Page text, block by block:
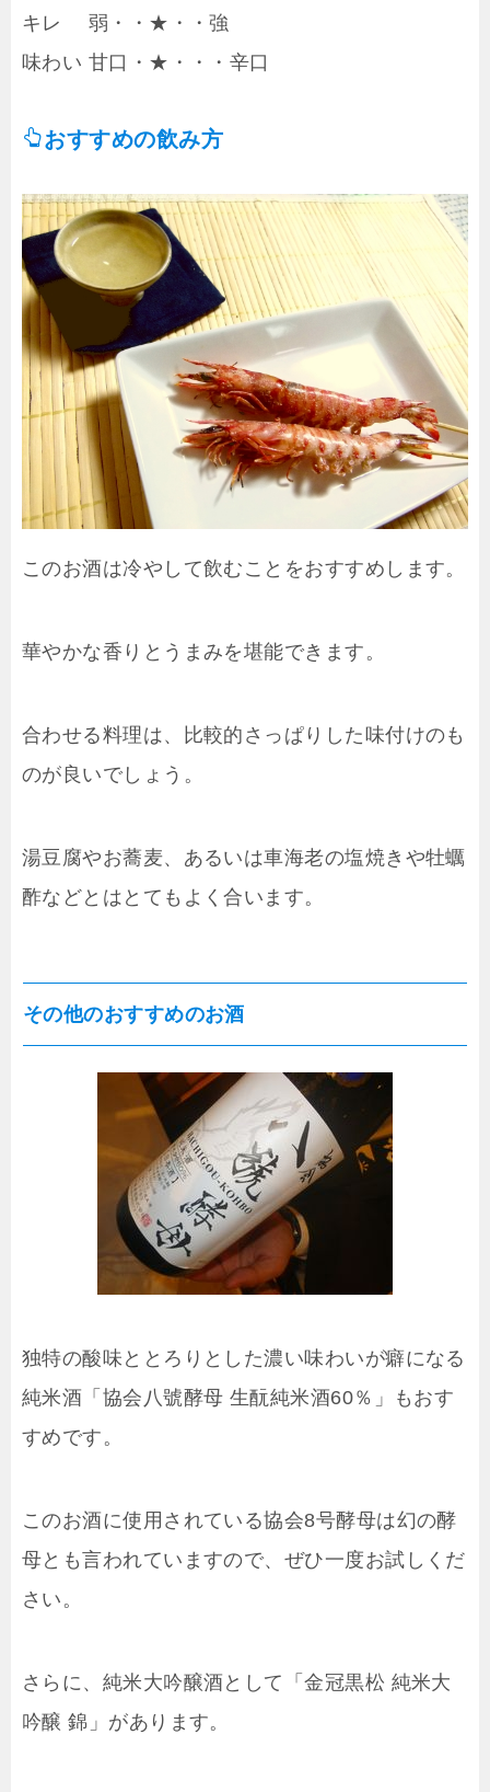
キレ 弱・・★・・強
味わい 甘口・★・・・辛口
おすすめの飲み方
このお酒は冷やして飲むことをおすすめします。
華やかな香りとうまみを堪能できます。
合わせる料理は、比較的さっぱりした味付けのも
のが良いでしょう。
湯豆腐やお蕎麦、あるいは車海老の塩焼きや牡蠣
酢などとはとてもよく合います。
その他のおすすめのお酒
独特の酸味ととろりとした濃い味わいが癖になる
純米酒「協会八號酵母 生酛純米酒60％」もおす
すめです。
このお酒に使用されている協会8号酵母は幻の酵
母とも言われていますので、ぜひ一度お試しくだ
さい。
さらに、純米大吟醸酒として「金冠黒松 純米大
吟醸 錦」があります。